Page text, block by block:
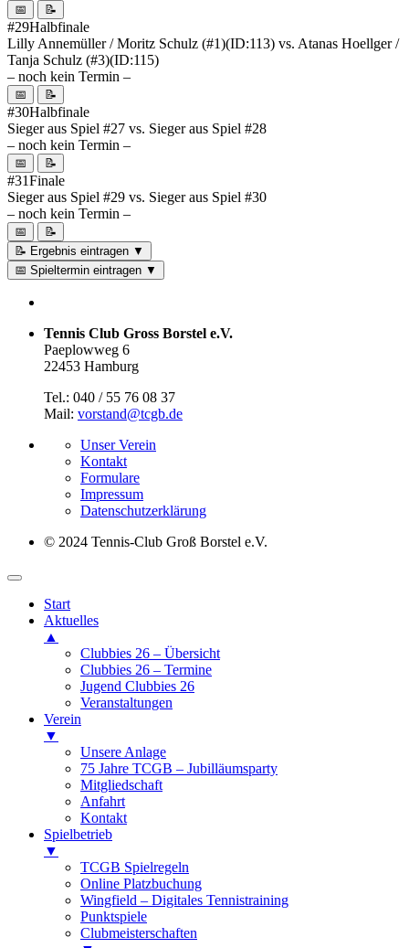
📅 📝
#29Halbfinale
Lilly Annemüller / Moritz Schulz (#1)(ID:113) vs. Atanas Hoellger /
Tanja Schulz (#3)(ID:115)
– noch kein Termin –
📅 📝
#30Halbfinale
Sieger aus Spiel #27 vs. Sieger aus Spiel #28
– noch kein Termin –
📅 📝
#31Finale
Sieger aus Spiel #29 vs. Sieger aus Spiel #30
– noch kein Termin –
📅
📝
📝 Ergebnis eintragen ▼
📅 Spieltermin eintragen ▼
Tennis Club Gross Borstel e.V.
Paeplowweg 6
22453 Hamburg
Tel.: 040 / 55 76 08 37
Mail: vorstand@tcgb.de
Unser Verein
Kontakt
Formulare
Impressum
Datenschutz­erklärung
© 2024 Tennis-Club Groß Borstel e.V.
Start
Aktuelles
▲
Clubbies 26 – Übersicht
Clubbies 26 – Termine
Jugend Clubbies 26
Veranstaltungen
Verein
▼
Unsere Anlage
75 Jahre TCGB – Jubilläumsparty
Mitgliedschaft
Anfahrt
Kontakt
Spielbetrieb
▼
TCGB Spielregeln
Online Platzbuchung
Wingfield – Digitales Tennistraining
Punktspiele
Clubmeisterschaften